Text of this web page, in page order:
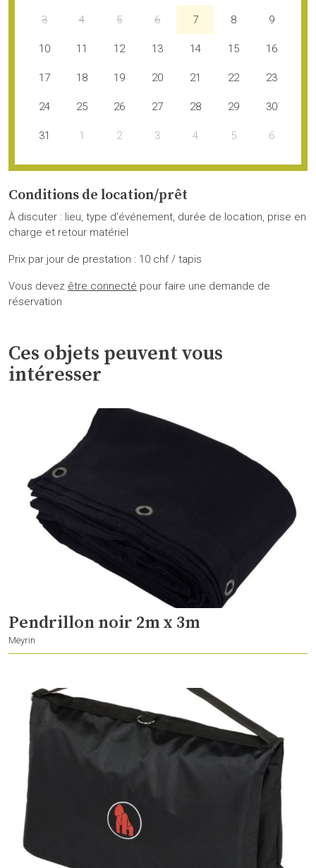
3 4 5 6 7 8 9
10 11 12 13 14 15 16
17 18 19 20 21 22 23
24 25 26 27 28 29 30
31 1 2 3 4 5 6
Conditions de location/prêt
À discuter : lieu, type d’événement, durée de location, prise en
charge et retour matériel
Prix par jour de prestation : 10 chf / tapis
Vous devez être connecté pour faire une demande de
réservation
Ces objets peuvent vous
intéresser
Pendrillon noir 2m x 3m
Meyrin